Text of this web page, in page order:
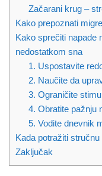
Začarani krug –
Kako prepoznati
Kako sprečiti napade
nedostatkom sna
1. Uspostavite
2. Naučite da
3. Ograničite
4. Obratite pažnju
5. Vodite dnevnik
Kada potražiti stručnu
Zaključak